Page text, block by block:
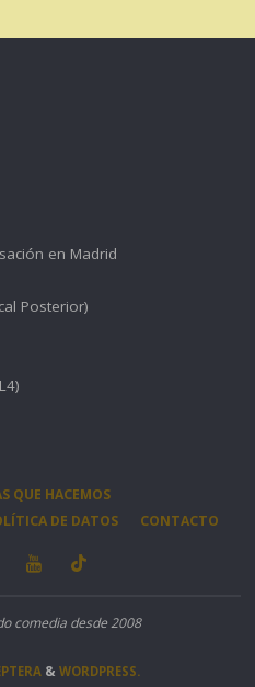
en Madrid
Posterior)
QUE HACEMOS
DE DATOS CONTACTO
comedia desde 2008
& WORDPRESS.